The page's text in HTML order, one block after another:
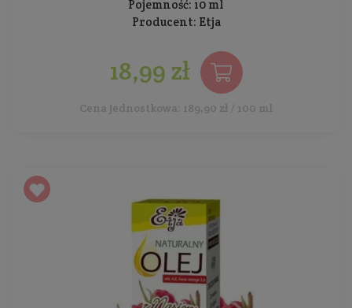
Pojemność: 10 ml
Producent: Etja
18,99 zł
Cena jednostkowa: 189,90 zł / 100 ml